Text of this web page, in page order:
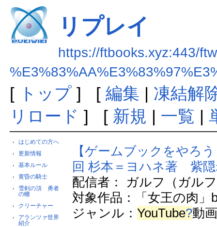
リプレイ
https://ftbooks.xyz:443/
[ トップ] [ 編集 | 凍結解
リロード ] [ 新規 | 一覧 |
はじめての方へ
更新情報
基本ルール
黄昏の騎士
雪剣の頂 勇者
の轍
クリーチャー
アランツァ世界
紹介
【ゲームブックをやろ
回 杉本＝ヨハネ著 紫
配信者： ガルフ（ガル
対象作品：「女王の肉」
ジャンル：YouTube?動